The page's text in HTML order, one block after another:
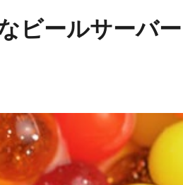
ビールサーバー